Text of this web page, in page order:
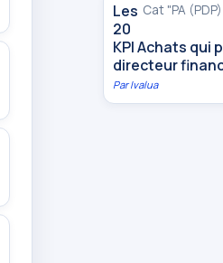
Cat "PA
Les
20
KPI Achats qui
directeur
ParIvalua